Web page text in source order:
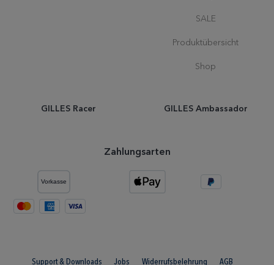
SALE
Produktübersicht
Shop
GILLES Racer GILLES Ambassador
Zahlungsarten
Support & Downloads Jobs Widerrufsbelehrung AGB